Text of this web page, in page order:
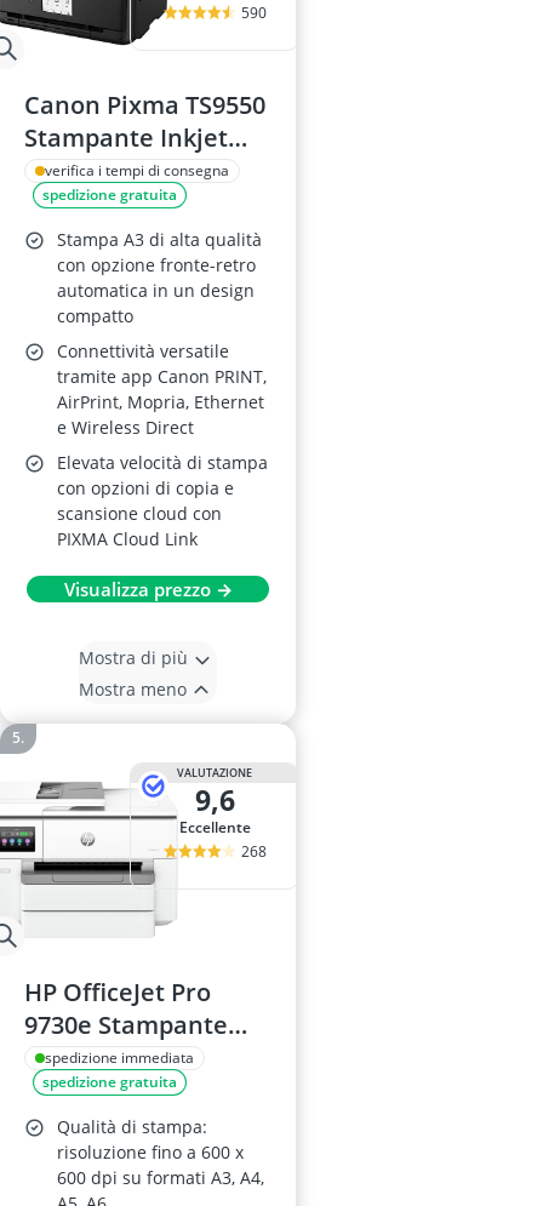
590
Canon Pixma TS9550
Stampante Inkjet
Wireless
verifica i tempi di consegna
spedizione gratuita
Stampa A3 di alta qualità
con opzione fronte-retro
automatica in un design
compatto
Connettività versatile
tramite app Canon PRINT,
AirPrint, Mopria, Ethernet
e Wireless Direct
Elevata velocità di stampa
con opzioni di copia e
scansione cloud con
PIXMA Cloud Link
Visualizza prezzo →
Mostra di più
Mostra meno
VALUTAZIONE
9,6
Eccellente
268
HP OfficeJet Pro
9730e Stampante
Multifunzione
spedizione immediata
spedizione gratuita
Qualità di stampa:
risoluzione fino a 600 x
600 dpi su formati A3, A4,